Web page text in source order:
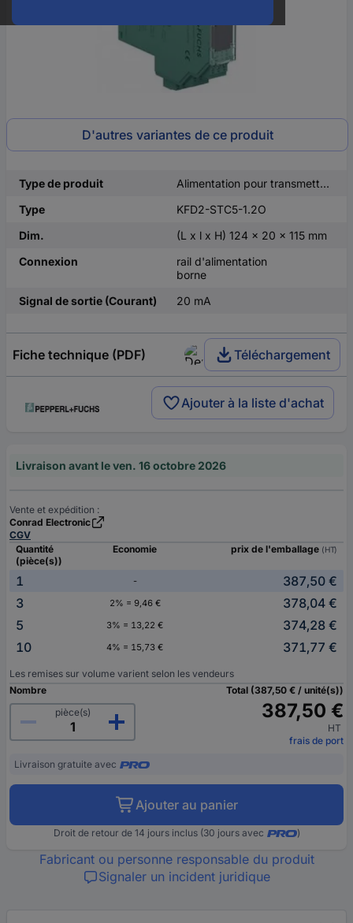
D'autres variantes de ce produit
Type de produit
Alimentation pour transmetteur
Type
KFD2-STC5-1.2O
Dim.
(L x l x H) 124 x 20 x 115 mm
Connexion
rail d'alimentation
borne
Signal de sortie (Courant)
20 mA
Fiche technique (PDF) Téléchargement
Ajouter à la liste d'achat
Livraison avant le ven. 16 octobre 2026
Vente et expédition :
Conrad Electronic
CGV
Quantité
(pièce(s))
Economie prix de l'emballage (HT)
1 -
387,50 €
3
2% = 9,46 €
378,04 €
5
3% = 13,22 €
374,28 €
10
4% = 15,73 € 371,77 €
Les remises sur volume varient selon les vendeurs
Nombre
pièce(s)
Total (387,50 € / unité(s))
387,50 €
HT
frais de port
Livraison gratuite avec
Ajouter au panier
Droit de retour de 14 jours inclus (30 jours avec )
Fabricant ou personne responsable du produit
Signaler un incident juridique